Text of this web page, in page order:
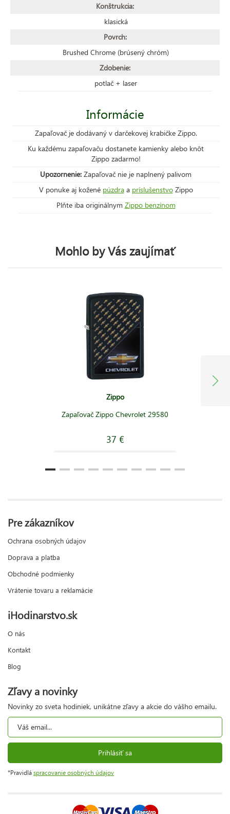
Konštrukcia:
klasická
Povrch:
Brushed Chrome (brúsený chróm)
Zdobenie:
potlač + laser
Informácie
Zapaľovač je dodávaný v darčekovej krabičke Zippo.
Ku každému zapaľovaču dostanete kamienky alebo knôt
Zippo zadarmo!
Upozornenie: Zapaľovač nie je naplnený palivom
V ponuke aj kožené púzdraa príslušenstvoZippo
Plňte iba originálnym Zippo benzínom
Mohlo by Vás zaujímať
Zippo
Zapaľovač Zippo Chevrolet 29580
37 €
Pre zákazníkov
Ochrana osobných údajov
Doprava a platba
Obchodné podmienky
Vrátenie tovaru a reklamácie
iHodinarstvo.sk
O nás
Kontakt
Blog
Zľavy a novinky
Novinky zo sveta hodiniek, unikátne zľavy a akcie do vášho emailu.
Prihlásiť sa
*Pravidlá spracovanie osobných údajov